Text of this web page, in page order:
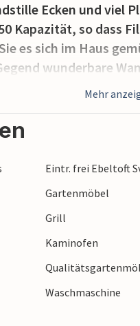
Ecken und viel
Kapazität, so dass
es sich im Haus
wunderbare
ist auch ein guter
Mehr
Eintr. frei Ebeltoft
Gartenmöbel
Grill
Kaminofen
Waschmaschine